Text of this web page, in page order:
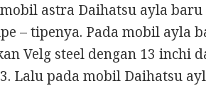
astra Daihatsu ayla baru
– tipenya. Pada mobil ayla
Velg steel dengan 13 inchi
Lalu pada mobil Daihatsu